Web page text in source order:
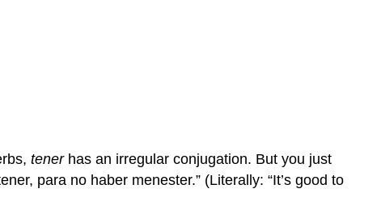
tenerhas an irregular conjugation. But you just
para no haber menester.” (Literally: “It’s good to